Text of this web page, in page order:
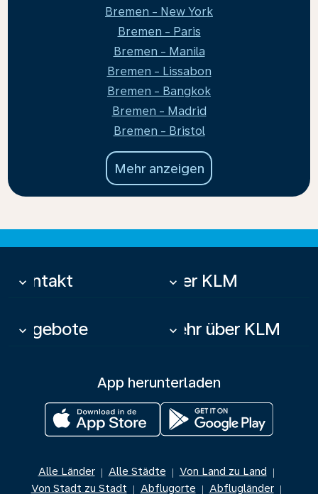
Bremen - New York
Bremen - Paris
Bremen - Manila
Bremen - Lissabon
Bremen - Bangkok
Bremen - Madrid
Bremen - Bristol
Mehr anzeigen
Kontakt
keyboard_arrow_down Über KLM
keyboard_arrow_down
Angebote
keyboard_arrow_down Mehr über KLM
keyboard_arrow_down
App herunterladen
Alle Länder | Alle Städte | Von Land zu Land |
Von Stadt zu Stadt | Abflugorte | Abflugländer |